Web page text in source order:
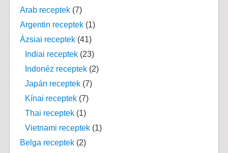
Arab receptek(7)
Argentin receptek(1)
Ázsiai receptek(41)
Indiai receptek(23)
Indonéz receptek(2)
Japán receptek(7)
Kínai receptek(7)
Thai receptek(1)
Vietnami receptek(1)
Belga receptek(2)